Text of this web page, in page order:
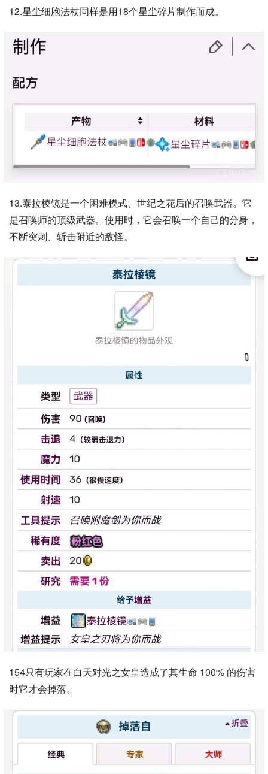
12.星尘细胞法杖同样是用18个星尘碎片制作而成。
13.泰拉棱镜是一个困难模式、世纪之花后的召唤武器。它
是召唤师的顶级武器。使用时，它会召唤一个自己的分身，
不断突刺、斩击附近的敌怪。
154只有玩家在白天对光之女皇造成了其生命 100% 的伤害
时它才会掉落。